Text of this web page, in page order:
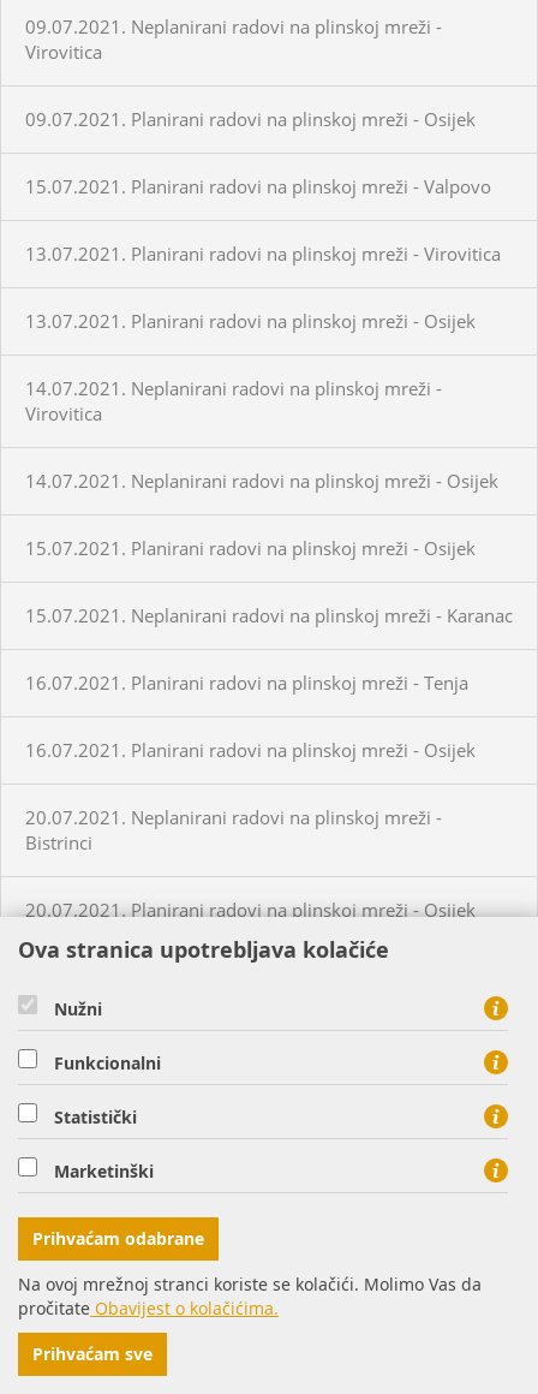
09.07.2021. Neplanirani radovi na plinskoj mreži -
Virovitica
09.07.2021. Planirani radovi na plinskoj mreži - Osijek
15.07.2021. Planirani radovi na plinskoj mreži - Valpovo
13.07.2021. Planirani radovi na plinskoj mreži - Virovitica
13.07.2021. Planirani radovi na plinskoj mreži - Osijek
14.07.2021. Neplanirani radovi na plinskoj mreži -
Virovitica
14.07.2021. Neplanirani radovi na plinskoj mreži - Osijek
15.07.2021. Planirani radovi na plinskoj mreži - Osijek
15.07.2021. Neplanirani radovi na plinskoj mreži - Karanac
16.07.2021. Planirani radovi na plinskoj mreži - Tenja
16.07.2021. Planirani radovi na plinskoj mreži - Osijek
20.07.2021. Neplanirani radovi na plinskoj mreži -
Bistrinci
20.07.2021. Planirani radovi na plinskoj mreži - Osijek
21.07.2021. Planirani radovi na plinskoj mreži - Osijek
22.07.2021. Planirani radovi na plinskoj mreži - Virovitica
22.07.2021. Planirani radovi na plinskoj mreži - Osijek
22.07.2021. Neplanirani radovi na plinskoj mreži -
26.07.2021. Planirani radovi na plinskoj mreži - Donji
Miholjac
Ova stranica upotrebljava kolačiće
Nužni
Funkcionalni
Statistički
Marketinški
Prihvaćam odabrane
Na ovoj mrežnoj stranci koriste se kolačići. Molimo Vas da
pročitate Obavijest o kolačićima.
Prihvaćam sve